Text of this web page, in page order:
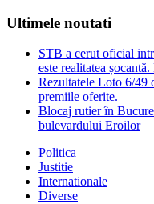
Ultimele noutati
STB a cerut oficial
este realitatea
Rezultatele Loto 6/49
premiile oferite.
Blocaj rutier în
bulevardului Eroilor
Politica
Justitie
Internationale
Diverse